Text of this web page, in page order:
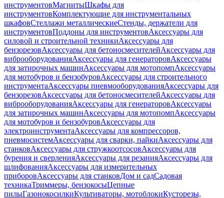
инструментовМагнитыШкафы для
инструментовКомплектующие для инструментальных
шкафовСтеллажи металлическиеСтенды, держатели для
инструментовПоддоны для инструментовАксессуары для
силовой и строительной техникиАксессуары для
бензорезовАксессуары для бетоносмесителейАксессуары для
виброоборудованияАксессуары для генераторовАксессуары
для затирочных машинАксессуары для мотопомпАксессуары
для мотобуров и бензобуровАксессуары для строительного
инструментаАксессуары пневмооборудованияАксессуары для
бензорезовАксессуары для бетоносмесителейАксессуары для
виброоборудованияАксессуары для генераторовАксессуары
для затирочных машинАксессуары для мотопомпАксессуары
для мотобуров и бензобуровАксессуары для
электроинструментаАксессуары для компрессоров,
пневмосистемАксессуары для сварки, пайкиАксессуары для
станковАксессуары для стружкоотсосовАксессуары для
бурения и сверленияАксессуары для резанияАксессуары для
шлифованияАксессуары для измерительных
приборовАксессуары для станковДом и садСадовая
техникаТриммеры, бензокосыЦепные
пилыГазонокосилкиКультиваторы, мотоблокиКусторезы,